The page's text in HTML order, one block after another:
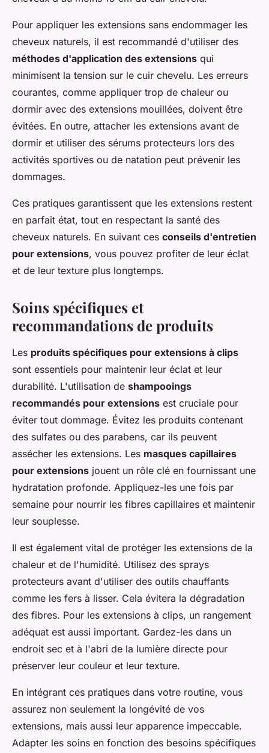
Pour appliquer les extensions sans endommager les
cheveux naturels, il est recommandé d'utiliser des
méthodes d'application des extensions qui
minimisent la tension sur le cuir chevelu. Les erreurs
courantes, comme appliquer trop de chaleur ou
dormir avec des extensions mouillées, doivent être
évitées. En outre, attacher les extensions avant de
dormir et utiliser des sérums protecteurs lors des
activités sportives ou de natation peut prévenir les
dommages.
Ces pratiques garantissent que les extensions restent
en parfait état, tout en respectant la santé des
cheveux naturels. En suivant ces conseils d'entretien
pour extensions, vous pouvez profiter de leur éclat
et de leur texture plus longtemps.
Soins spécifiques et
recommandations de produits
Les produits spécifiques pour extensions à clips
sont essentiels pour maintenir leur éclat et leur
durabilité. L'utilisation de shampooings
recommandés pour extensions est cruciale pour
éviter tout dommage. Évitez les produits contenant
des sulfates ou des parabens, car ils peuvent
assécher les extensions. Les masques capillaires
pour extensions jouent un rôle clé en fournissant une
hydratation profonde. Appliquez-les une fois par
semaine pour nourrir les fibres capillaires et maintenir
leur souplesse.
Il est également vital de protéger les extensions de la
chaleur et de l'humidité. Utilisez des sprays
protecteurs avant d'utiliser des outils chauffants
comme les fers à lisser. Cela évitera la dégradation
des fibres. Pour les extensions à clips, un rangement
adéquat est aussi important. Gardez-les dans un
endroit sec et à l'abri de la lumière directe pour
préserver leur couleur et leur texture.
En intégrant ces pratiques dans votre routine, vous
assurez non seulement la longévité de vos
extensions, mais aussi leur apparence impeccable.
Adapter les soins en fonction des besoins spécifiques